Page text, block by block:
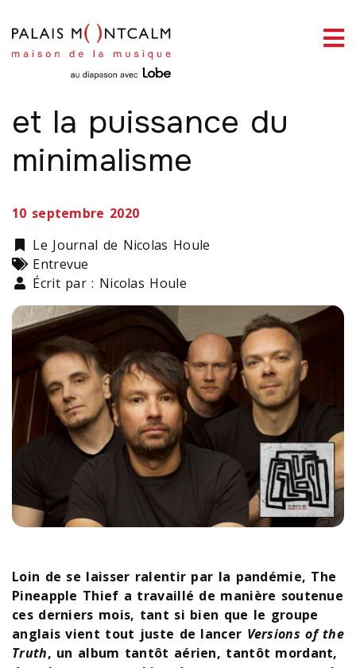
VERSIONS OF THE TRUTH
The Pineapple Thief
et la puissance du
minimalisme
10 septembre 2020
Catégorie
Le Journal de Nicolas Houle
Types
Entrevue
Écrit par : Nicolas Houle
Loin de se laisser ralentir par la pandémie, The
Pineapple Thief a travaillé de manière soutenue
ces derniers mois, tant si bien que le groupe
anglais vient tout juste de lancer Versions of the
Truth, un album tantôt aérien, tantôt mordant,